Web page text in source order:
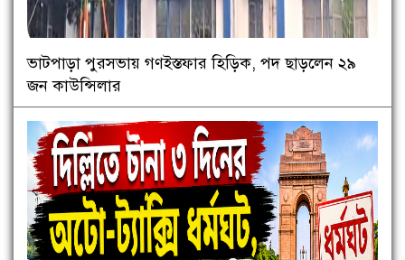
ভাটপাড়া পুরসভায় গণইস্তফার হিড়িক, পদ ছাড়লেন ২৯
জন কাউন্সিলার